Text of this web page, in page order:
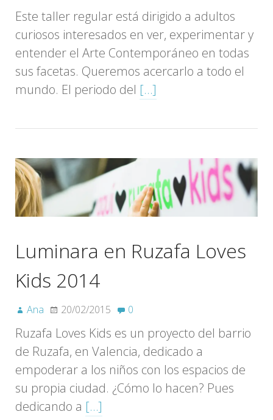
Este taller regular está dirigido a adultos
curiosos interesados en ver, experimentar y
entender el Arte Contemporáneo en todas
sus facetas. Queremos acercarlo a todo el
mundo. El periodo del […]
Luminara en Ruzafa Loves
Kids 2014
Ana 20/02/2015 0
Ruzafa Loves Kids es un proyecto del barrio
de Ruzafa, en Valencia, dedicado a
empoderar a los niños con los espacios de
su propia ciudad. ¿Cómo lo hacen? Pues
dedicando a […]